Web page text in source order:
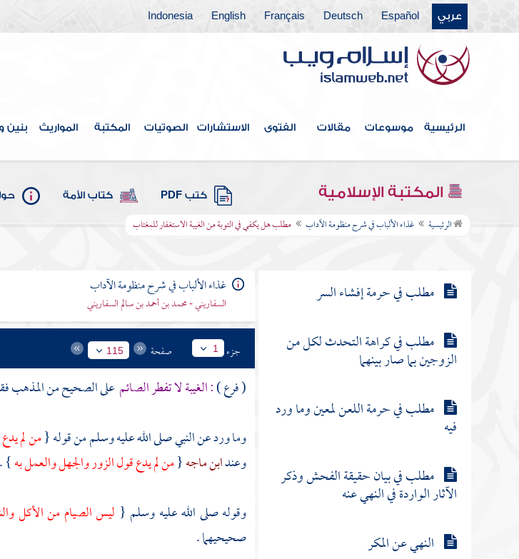
عربي Español
Deutsch
Français
English
Indonesia
الرئيسية موسوعات مقالات الفتوى الاستشارات الصوتيات المكتبة المواريث بنين
المكتبة الإسلامية كتب PDF كتاب الأمة
الرئيسية غذاء الألباب في شرح منظومة الآداب مطلب هل يكفي في التوبة من الغيبة الاستغفار للمغتاب
مطلب هل يجوز ذكر الإنسان بما
يكره إذا كان لا يعرف إلا به
مطلب هل يجوز ذكر الإنسان بما
مطلب في بيان النميمة وما ورد في
ذمها
مطلب هل يكفي في التوبة من الغيبة
مطلب في حرمة إفشاء السر
مطلب في كراهة التحدث لكل من
الزوجين بما صار بينهما
مطلب في حرمة اللعن لمعين وما ورد
فيه
مطلب في بيان حقيقة الفحش وذكر
الآثار الواردة في النهي عنه
النهي عن المكر
غذاء الألباب في شرح منظومة الآداب
السفاريني - محمد بن أحمد بن سالم السفاريني
جزء 1 صفحة 115
( فرع ): الغيبة لا تفطر الصائم على الصحيح من المذهب
وما ورد عن النبي صلى الله عليه وسلم من قوله {من لم
وعندابن ماجه{من لم يدع قول الزور والجهل والعمل به} .
وقوله صلى الله عليه وسلم { ليس الصيام من الأكل
صحيحيهما .